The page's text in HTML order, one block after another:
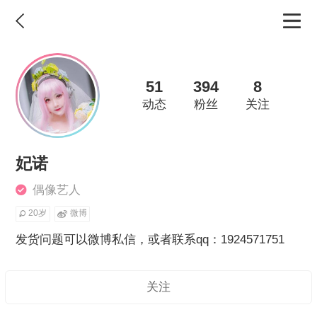
51
动态
394
粉丝
8
关注
妃诺
偶像艺人
20岁 微博
发货问题可以微博私信，或者联系qq：1924571751
关注